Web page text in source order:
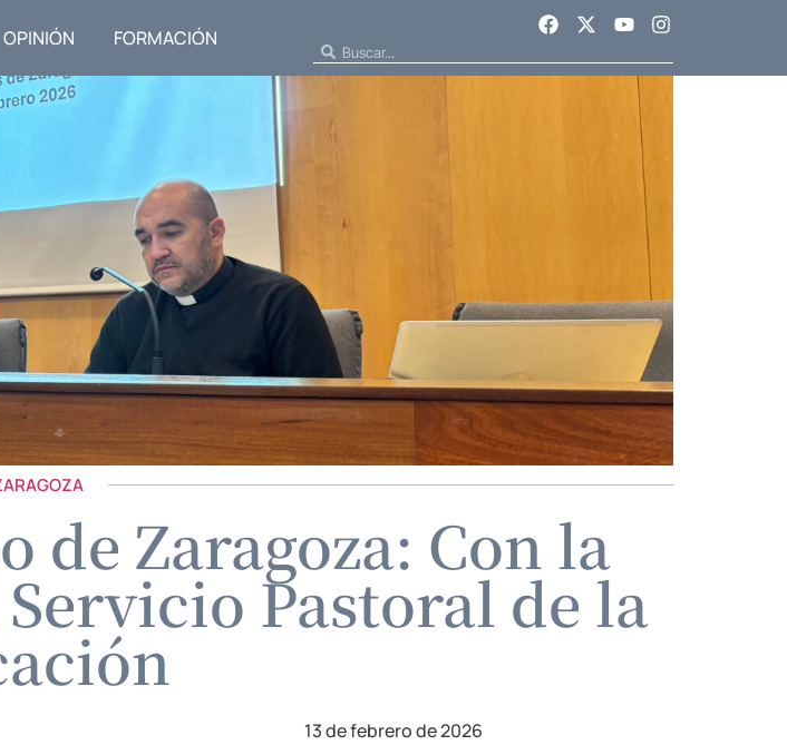
OPINIÓN FORMACIÓN
de Zaragoza: Con la
Pastoral de la
13 de febrero de 2026